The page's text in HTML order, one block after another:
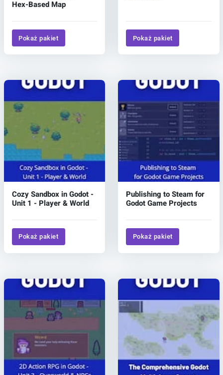
Hex-Based Map
Pokaż pakiet Pokaż pakiet
Cozy Sandbox in Godot -
Unit 1 - Player & World
Pokaż pakiet
Publishing to Steam for
Godot Game Projects
Pokaż pakiet